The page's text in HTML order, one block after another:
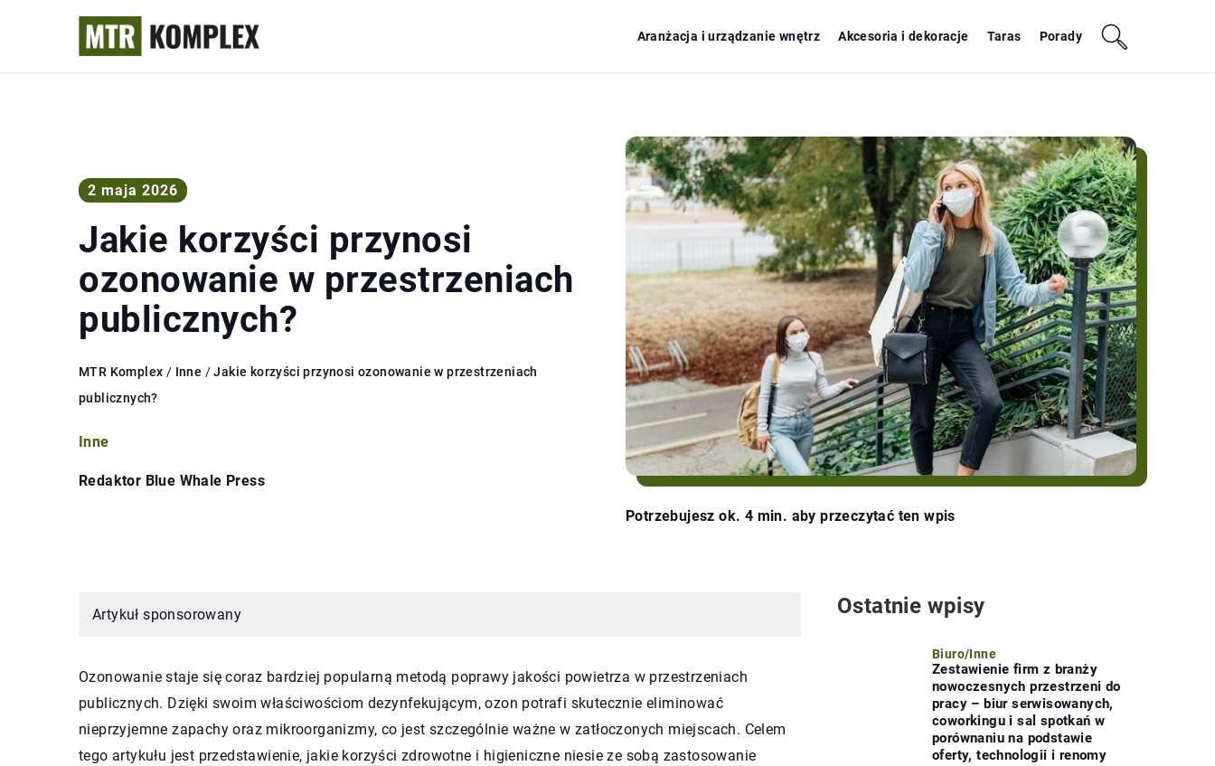
Aranżacja i urządzanie wnętrz Akcesoria i dekoracje Taras Porady
2 maja 2026
Jakie korzyści przynosi
ozonowanie w przestrzeniach
publicznych?
MTR Komplex / Inne /Jakie korzyści przynosi ozonowanie w przestrzeniach
publicznych?
Inne
Redaktor Blue Whale Press
Potrzebujesz ok. 4 min. aby przeczytać ten wpis
Artykuł sponsorowany
Ozonowanie staje się coraz bardziej popularną metodą poprawy jakości powietrza w przestrzeniach
publicznych. Dzięki swoim właściwościom dezynfekującym, ozon potrafi skutecznie eliminować
nieprzyjemne zapachy oraz mikroorganizmy, co jest szczególnie ważne w zatłoczonych miejscach. Celem
tego artykułu jest przedstawienie, jakie korzyści zdrowotne i higieniczne niesie ze sobą zastosowanie
Ostatnie wpisy
Biuro/Inne
Zestawienie firm z branży
nowoczesnych przestrzeni do
pracy – biur serwisowanych,
coworkingu i sal spotkań w
porównaniu na podstawie
oferty, technologii i renomy